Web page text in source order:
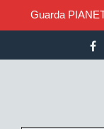
Guarda